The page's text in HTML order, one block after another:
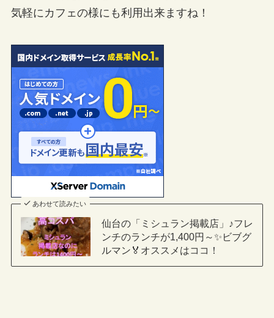
気軽にカフェの様にも利用出来ますね！
あわせて読みたい
仙台の「ミシュラン掲載店」♪フレ
ンチのランチが1,400円～✨ビブグ
ルマン🏅オススメはココ！